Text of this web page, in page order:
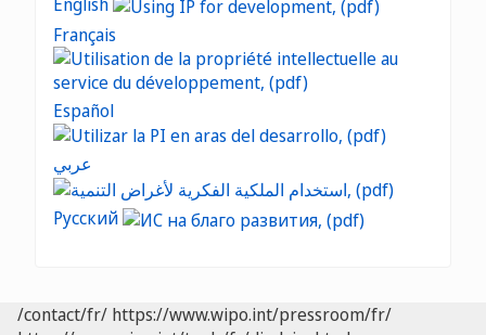
Français
Español
عربي
Русский
/contact/fr/ https://www.wipo.int/pressroom/fr/